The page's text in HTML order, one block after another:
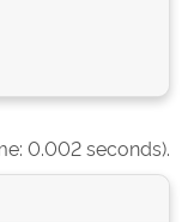
0.002 seconds).